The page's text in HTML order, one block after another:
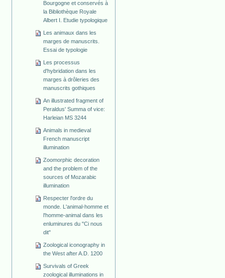
Bourgogne et conservés à
la Bibliothèque Royale
Albert I. Etudie typologique
Les animaux dans les
marges de manuscrits.
Essai de typologie
Les processus
d'hybridation dans les
marges à drôleries des
manuscrits gothiques
An illustrated fragment of
Peraldus' Summa of vice:
Harleian MS 3244
Animals in medieval
French manuscript
illumination
Zoomorphic decoration
and the problem of the
sources of Mozarabic
illumination
Respecter l'ordre du
monde. L'animal-homme et
l'homme-animal dans les
enluminures du "Ci nous
dit"
Zoological iconography in
the West after A.D. 1200
Survivals of Greek
zoological illuminations in